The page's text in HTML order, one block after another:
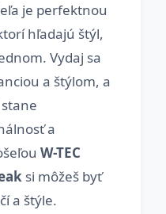
je perfektnou
hľadajú štýl,
Vydaj sa
a štýlom, a
a
W-TEC
si môžeš byť